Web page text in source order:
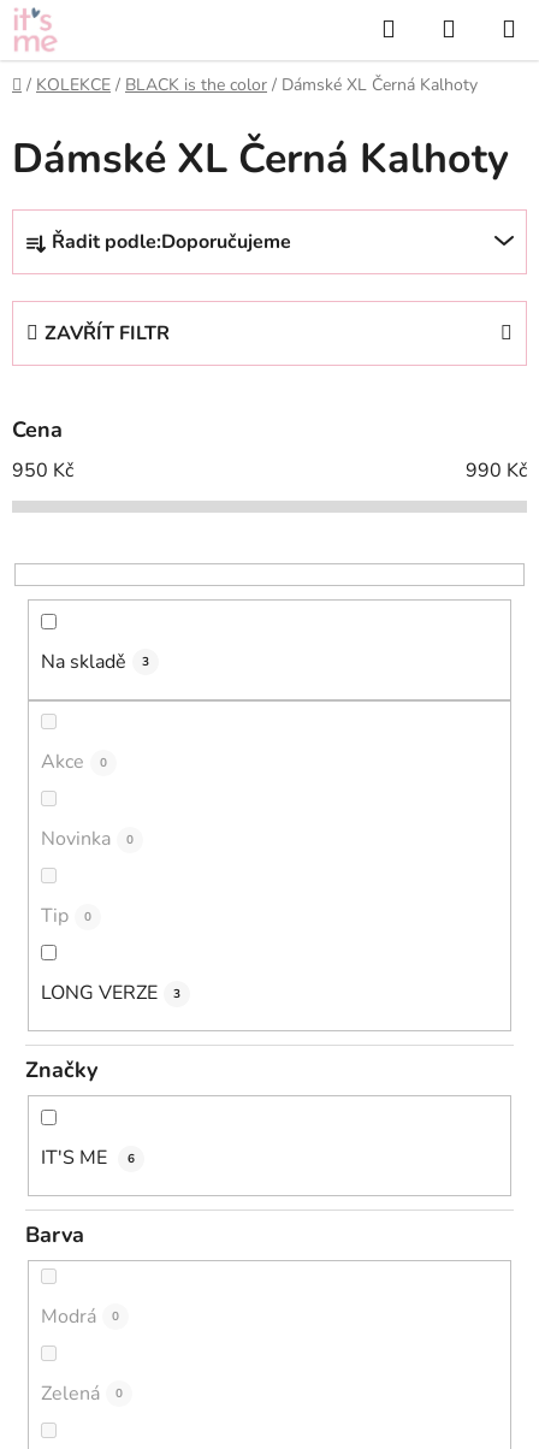
Přejít
na
obsah
Hledat
KOŠÍK
Domů
/ KOLEKCE / BLACK is the color / Dámské XL Černá Kalhoty
Dámské XL Černá Kalhoty
Ř
z
p
r
o
d
k
t
Řadit podle:Doporučujeme
ZAVŘÍT FILTR
Cena
950 Kč 990 Kč
Na skladě 3
Akce 0
Novinka 0
Tip 0
LONG VERZE 3
Značky
IT'S ME 6
Barva
Modrá 0
Zelená 0